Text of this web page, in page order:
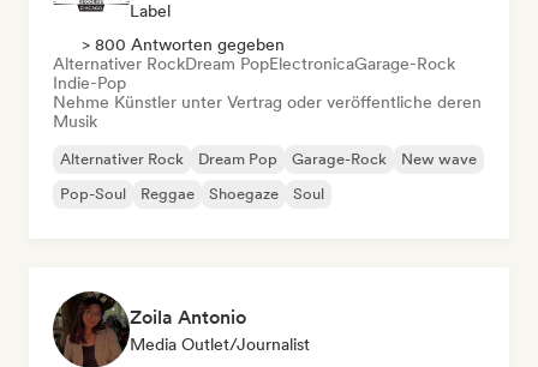
Label
> 800 Antworten gegeben
Alternativer RockDream PopElectronicaGarage-Rock
Indie-Pop
Nehme Künstler unter Vertrag oder veröffentliche deren
Musik
Alternativer Rock Dream Pop Garage-Rock
New wave
Pop-Soul
Reggae Shoegaze Soul
Zoila Antonio
Media Outlet/Journalist